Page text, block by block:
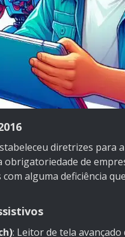
diretrizes para
de
alguma deficiência
: Leitor de tela